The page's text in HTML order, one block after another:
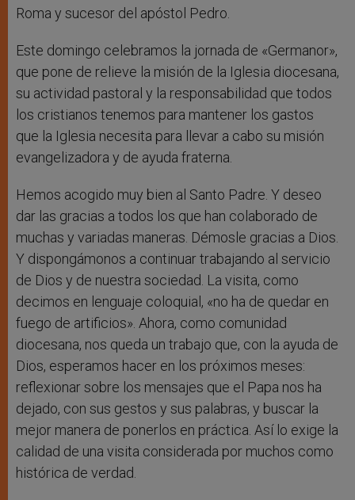
Roma y sucesor del apóstol Pedro.
Este domingo celebramos la jornada de «Germanor»,
que pone de relieve la misión de la Iglesia diocesana,
su actividad pastoral y la responsabilidad que todos
los cristianos tenemos para mantener los gastos
que la Iglesia necesita para llevar a cabo su misión
evangelizadora y de ayuda fraterna.
Hemos acogido muy bien al Santo Padre. Y deseo
dar las gracias a todos los que han colaborado de
muchas y variadas maneras. Démosle gracias a Dios.
Y dispongámonos a continuar trabajando al servicio
de Dios y de nuestra sociedad. La visita, como
decimos en lenguaje coloquial, «no ha de quedar en
fuego de artificios». Ahora, como comunidad
diocesana, nos queda un trabajo que, con la ayuda de
Dios, esperamos hacer en los próximos meses:
reflexionar sobre los mensajes que el Papa nos ha
dejado, con sus gestos y sus palabras, y buscar la
mejor manera de ponerlos en práctica. Así lo exige la
calidad de una visita considerada por muchos como
histórica de verdad.